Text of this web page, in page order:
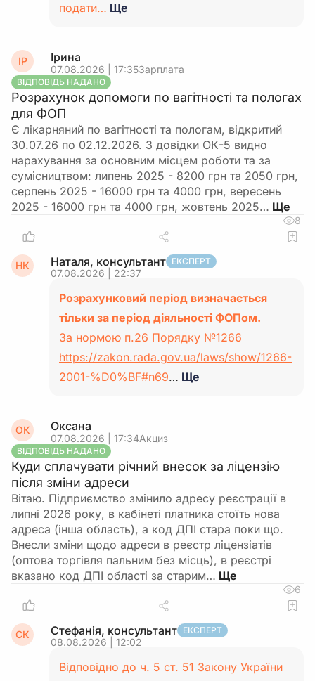
подати… Ще
ІР Ірина
07.08.2026 | 17:35Зарплата
ВІДПОВІДЬ НАДАНО
Розрахунок допомоги по вагітності та пологах
для ФОП
Є лікарняний по вагітності та пологам, відкритий
30.07.26 по 02.12.2026. З довідки ОК-5 видно
нарахування за основним місцем роботи та за
сумісництвом: липень 2025 - 8200 грн та 2050 грн,
серпень 2025 - 16000 грн та 4000 грн, вересень
2025 - 16000 грн та 4000 грн, жовтень 2025…
8
НК Наталя, консультант ЕКСПЕРТ
07.08.2026 | 22:37
Розрахунковий період визначається
тільки за період діяльності ФОПом.
За нормою п.26 Порядку №1266
https://zakon.rada.gov.ua/laws/show/1266-
2001-%D0%BF#n69… Ще
ОК Оксана
07.08.2026 | 17:34Акциз
ВІДПОВІДЬ НАДАНО
Куди сплачувати річний внесок за ліцензію
після зміни адреси
Вітаю. Підприємство змінило адресу реєстрації в
липні 2026 року, в кабінеті платника стоїть нова
адреса (інша область), а код ДПІ стара поки що.
Внесли зміни щодо адреси в реєстр ліцензіатів
(оптова торгівля пальним без місць), в реєстрі
вказано код ДПІ області за старим…
6
СК Стефанія, консультант ЕКСПЕРТ
08.08.2026 | 12:02
Відповідно до ч. 5 ст. 51 Закону України